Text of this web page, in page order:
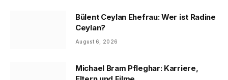
Bülent Ceylan Ehefrau: Wer ist Radine
Ceylan?
August 6, 2026
Michael Bram Pfleghar: Karriere,